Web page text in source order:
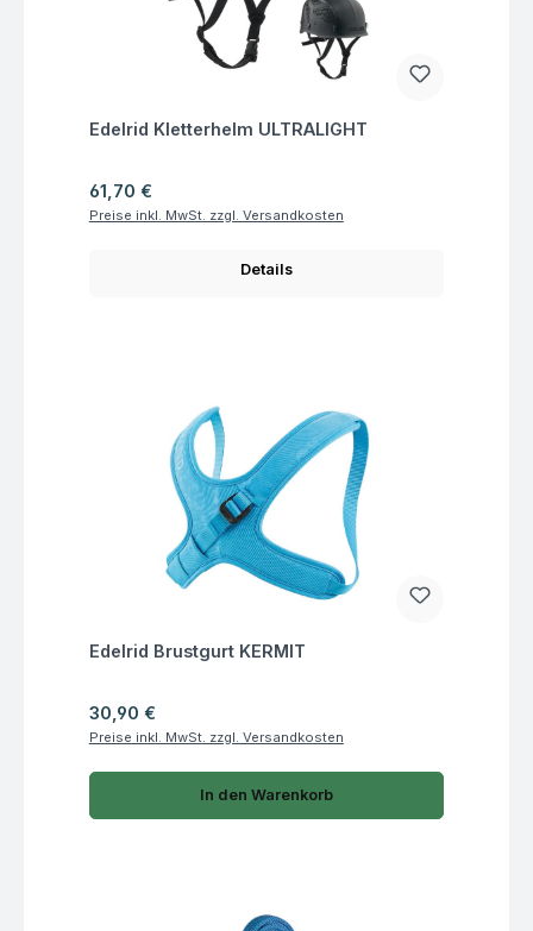
Fragen zum Artikel
Edelrid Kletterhelm ULTRALIGHT
Regulärer Preis:
61,70 €
Preise inkl. MwSt. zzgl. Versandkosten
Details
Fragen zum Artikel
Edelrid Brustgurt KERMIT
Regulärer Preis:
30,90 €
Preise inkl. MwSt. zzgl. Versandkosten
In den Warenkorb